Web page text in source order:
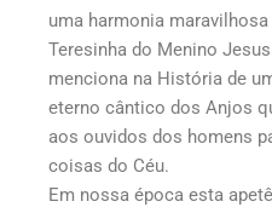
uma harmonia
Teresinha do Menino
menciona na História de
eterno cântico dos Anjos
aos ouvidos dos homens
coisas do Céu.
Em nossa época esta